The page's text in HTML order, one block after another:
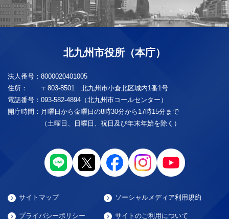
北九州市役所（本庁）
法人番号： 8000020401005
住所：
〒803-8501 北九州市小倉北区城内1番1号
電話番号： 093-582-4894（北九州市コールセンター）
開庁時間： 月曜日から金曜日の8時30分から17時15分まで
（土曜日、日曜日、祝日及び年末年始を除く）
サイトマップ ソーシャルメディア利用規約
プライバシーポリシー サイトのご利用について